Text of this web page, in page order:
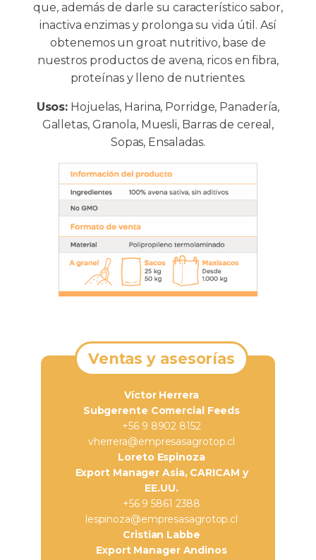
que, además de darle su característico sabor,
inactiva enzimas y prolonga su vida útil. Así
obtenemos un groat nutritivo, base de
nuestros productos de avena, ricos en fibra,
proteínas y lleno de nutrientes.
Usos: Hojuelas, Harina, Porridge, Panadería,
Galletas, Granola, Muesli, Barras de cereal,
Sopas, Ensaladas.
Ventas y asesorías
Víctor Herrera
Subgerente Comercial Feeds
+56 9 8902 8152
vherrera@empresasagrotop.cl
Loreto Espinoza
Export Manager Asia, CARICAM y
EE.UU.
+56 9 5861 2388
lespinoza@empresasagrotop.cl
Cristian Labbe
Export Manager Andinos